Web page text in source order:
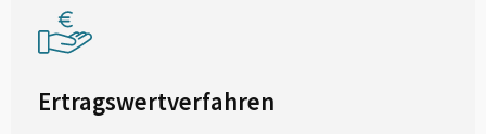
Ertragswertverfahren